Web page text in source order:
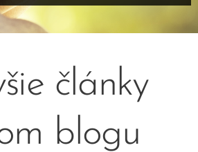
články
blogu